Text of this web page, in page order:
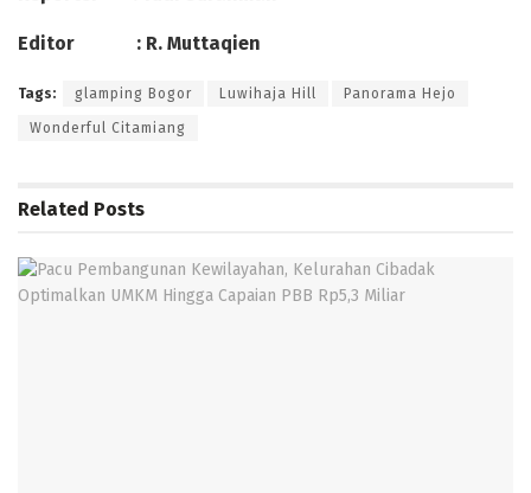
Editor : R. Muttaqien
Tags: glamping Bogor Luwihaja Hill Panorama Hejo
Wonderful Citamiang
Related Posts